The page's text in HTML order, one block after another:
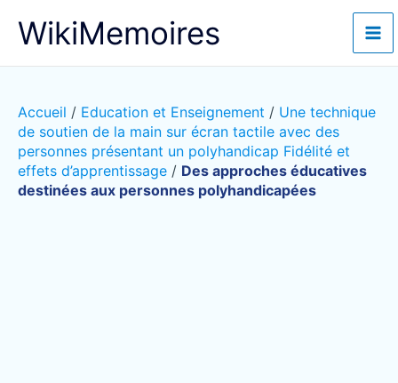
WikiMemoires
Accueil / Education et Enseignement / Une technique
de soutien de la main sur écran tactile avec des
personnes présentant un polyhandicap Fidélité et
effets d’apprentissage / Des approches éducatives
destinées aux personnes polyhandicapées